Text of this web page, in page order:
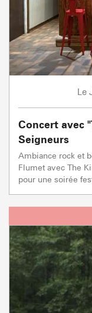
Le
Concert avec
Seigneurs
Ambiance rock et
Flumet avec The
pour une soirée